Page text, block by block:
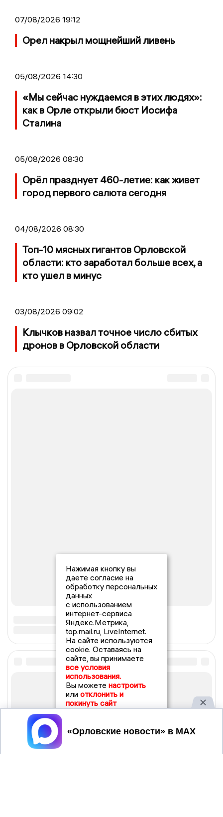
07/08/2026 19:12
Орел накрыл мощнейший ливень
05/08/2026 14:30
«Мы сейчас нуждаемся в этих людях»:
как в Орле открыли бюст Иосифа
Сталина
05/08/2026 08:30
Орёл празднует 460-летие: как живет
город первого салюта сегодня
04/08/2026 08:30
Топ-10 мясных гигантов Орловской
области: кто заработал больше всех, а
кто ушел в минус
03/08/2026 09:02
Клычков назвал точное число сбитых
дронов в Орловской области
Нажимая кнопку вы
даете согласие на
обработку персональных
данных
с использованием
интернет-сервиса
Яндекс.Метрика,
top.mail.ru, LiveInternet.
На сайте используются
cookie. Оставаясь на
сайте, вы принимаете
все условия
использования.
Вы можете настроить
или отклонить и
покинуть сайт
Принять